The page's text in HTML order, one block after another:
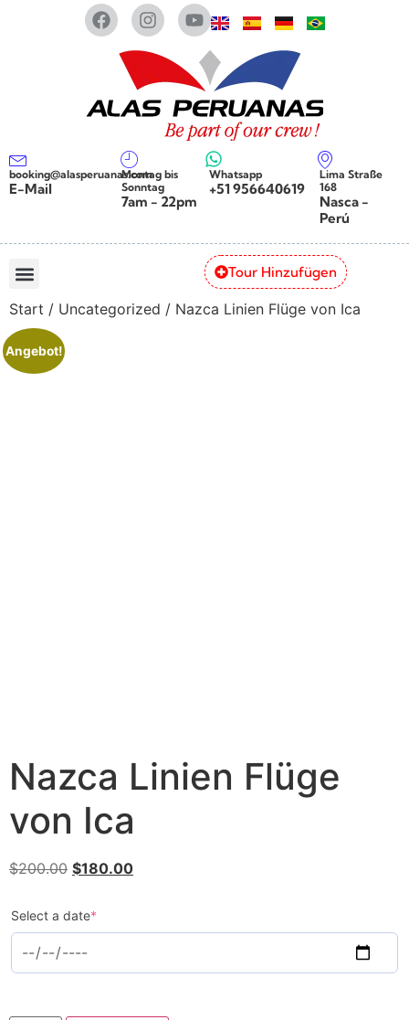
booking@alasperuanas.com
E-Mail
Montag bis
Sonntag
7am - 22pm
Whatsapp
+51 956640619
Lima Straße
168
Nasca -
Perú
Tour Hinzufügen
Start / Uncategorized / Nazca Linien Flüge von Ica
Angebot!
Nazca Linien Flüge
von Ica
$200.00 $180.00
Select a date*